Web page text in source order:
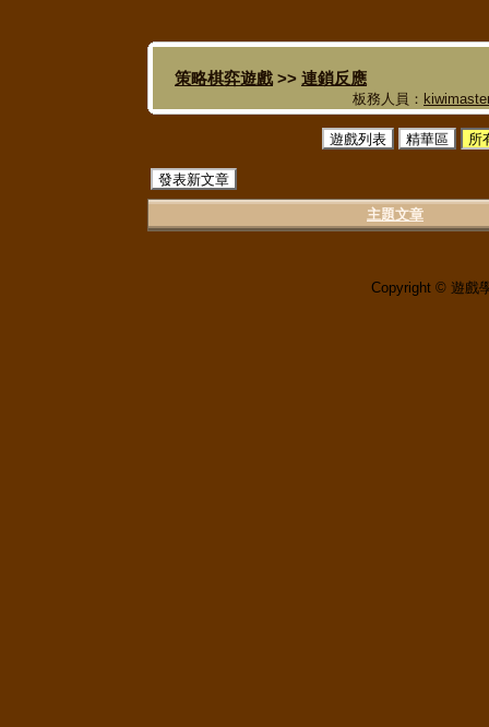
策略棋弈遊戲 >> 連鎖反應
板務人員：
遊戲列表 精華區 所
發表新文章
主題文章
Copyright © 遊戲